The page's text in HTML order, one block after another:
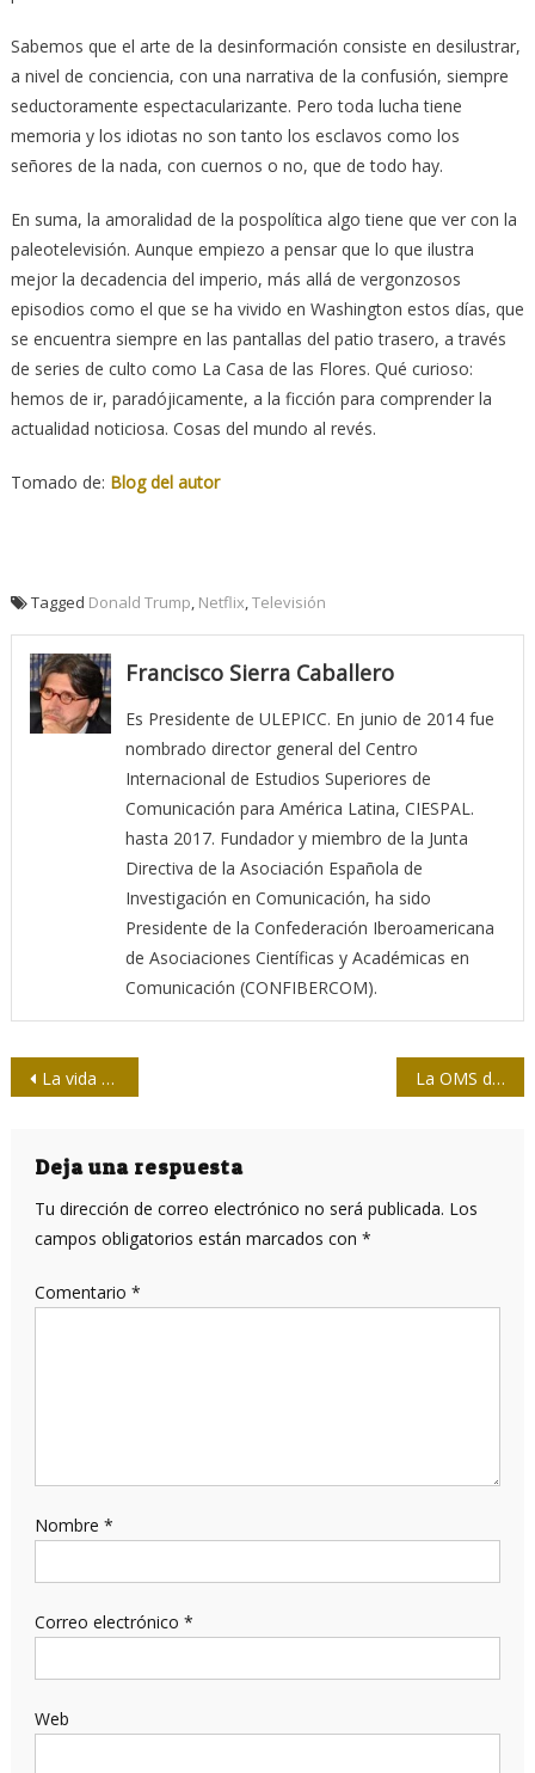
Sabemos que el arte de la desinformación consiste en desilustrar,
a nivel de conciencia, con una narrativa de la confusión, siempre
seductoramente espectacularizante. Pero toda lucha tiene
memoria y los idiotas no son tanto los esclavos como los
señores de la nada, con cuernos o no, que de todo hay.
En suma, la amoralidad de la pospolítica algo tiene que ver con la
paleotelevisión. Aunque empiezo a pensar que lo que ilustra
mejor la decadencia del imperio, más allá de vergonzosos
episodios como el que se ha vivido en Washington estos días, que
se encuentra siempre en las pantallas del patio trasero, a través
de series de culto como La Casa de las Flores. Qué curioso:
hemos de ir, paradójicamente, a la ficción para comprender la
actualidad noticiosa. Cosas del mundo al revés.
Tomado de: Blog del autor
Tagged Donald Trump Netflix Televisión
Francisco Sierra Caballero
Es Presidente de ULEPICC. En junio de 2014 fue
nombrado director general del Centro
Internacional de Estudios Superiores de
Comunicación para América Latina, CIESPAL.
hasta 2017. Fundador y miembro de la Junta
Directiva de la Asociación Española de
Investigación en Comunicación, ha sido
Presidente de la Confederación Iberoamericana
de Asociaciones Científicas y Académicas en
Comunicación (CONFIBERCOM).
Navegación
entradas
La vida de los selfies La OMS denunció que 10 países concentran el 95 por ciento de las vacunas
Deja una respuesta
Tu dirección de correo electrónico no será publicada. Los
campos obligatorios están marcados con *
Comentario *
Nombre *
Correo electrónico *
Web